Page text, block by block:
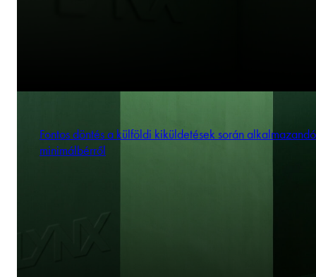
Fontos döntés a külföldi kiküldetések során alkalmazandó
minimálbérről